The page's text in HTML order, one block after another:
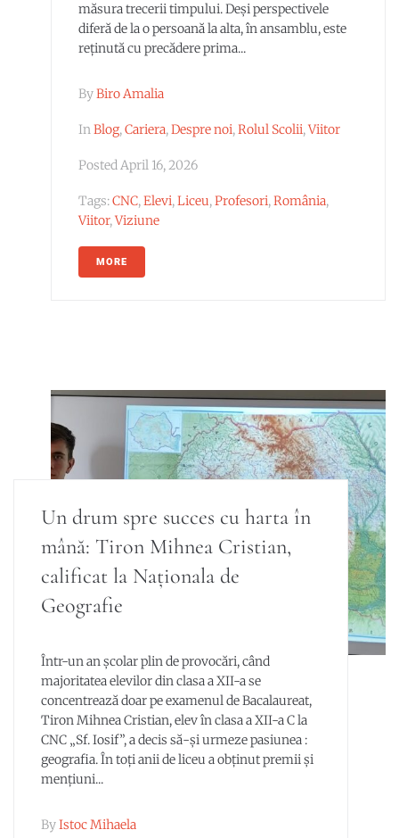
măsura trecerii timpului. Deși perspectivele
diferă de la o persoană la alta, în ansamblu, este
reținută cu precădere prima...
ByBiro Amalia
InBlog,Cariera,Despre noi,Rolul Scolii,Viitor
PostedApril 16, 2026
Tags:CNC,Elevi,Liceu,Profesori,România,
Viitor,Viziune
MORE
Un drum spre succes cu harta în
mână: Tiron Mihnea Cristian,
calificat la Naționala de
Geografie
Într-un an școlar plin de provocări, când
majoritatea elevilor din clasa a XII-a se
concentrează doar pe examenul de Bacalaureat,
Tiron Mihnea Cristian, elev în clasa a XII-a C la
CNC „Sf. Iosif”, a decis să-și urmeze pasiunea :
geografia. În toți anii de liceu a obținut premii și
mențiuni...
ByIstoc Mihaela